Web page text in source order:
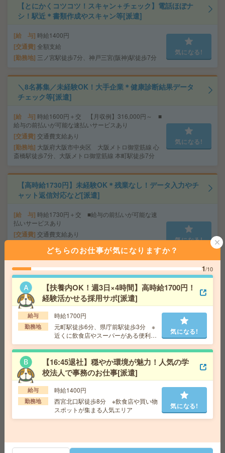
【とにかくコツコツ！スキャン＋チェック】電話ほぼナ
シ！駅近＊書類作成やスキャン等[派遣]
給 与 時給1400円
交通費 全額支給
勤務地 三ノ宮駅徒歩7分、神戸三宮(阪神)駅徒歩7分
気になる!
＼8名募集／未経験OK！大手企業＊健康診断結果データ
チェック等[派遣]
給 与 時給1600円＋交 【月収例】316,000円～ ■
給与の前払いが可能な速払いサービスあり
交通費 交通費支給あり
勤務地 大阪府大阪市中央区 大阪メトロ御堂筋線 心
斎橋駅徒歩7分、大阪メトロ御堂筋線 本町駅徒歩7分
気になる!
【高時給1730円】未経験OK＊残業なし！データ入力やチ
ャット返信対応など[派遣]
給 与 時給1730円＋交 ■給与の前払いが可能な速
払いサービスあり
交通費 交通費支給あり
大阪府大阪市北区 大阪メトロ四つ橋線 西梅
田駅徒歩4分、大阪環状線 大阪駅徒歩7分
気になる!
座り仕事！給与即払いOK！高時給！データ入力、品質検
査[派遣]
給 与 時給1500円
交通費 交通費支給有り
南公園駅～徒歩7分 ※送迎有り
気になる!
平日休み！日勤のお仕事！袋詰め作業など[派遣]
給 与 時給1200円
交通費 交通費支給有り
勤務地 新神戸駅～徒歩7分
気になる!
め[派遣]
どちらのお仕事が気になりますか？
1/10
【扶養内OK！週3日×4時間】高時給1700円！
経験活かせる採用サポ[派遣]
給与 時給1700円
勤務地
元町駅徒歩6分、県庁前駅徒歩3分 ※
近くに飲食店やスーパーがある便利な
エリア
気になる!
【16:45退社】穏やか環境が魅力！人気の学
校法人で事務のお仕事[派遣]
給与 時給1400円
勤務地
西宮北口駅徒歩8分 ※飲食店や買い物
スポットが集まる人気エリア
気になる!